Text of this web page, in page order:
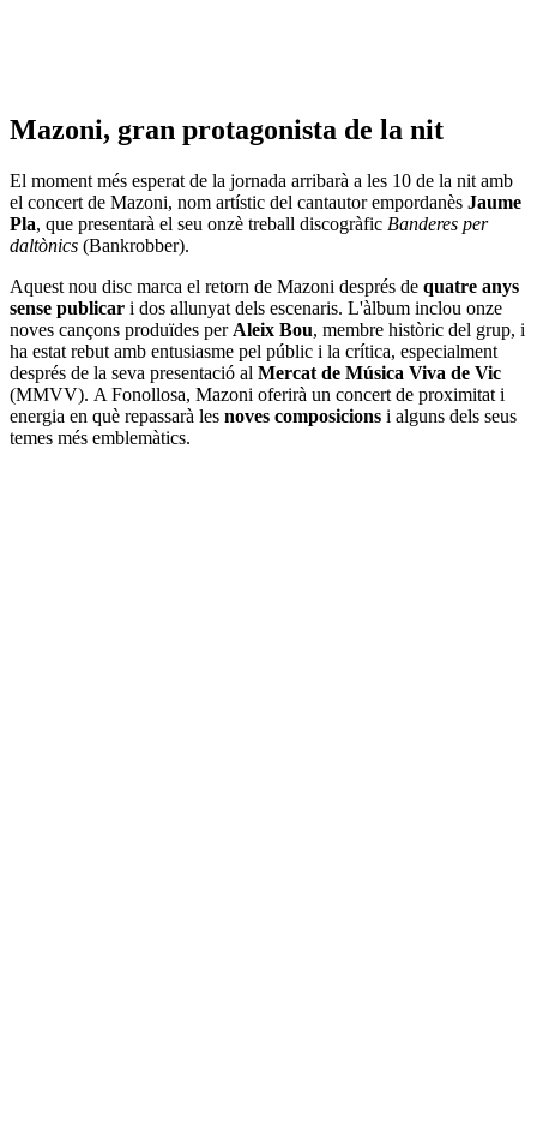
Mazoni, gran protagonista de la nit
El moment més esperat de la jornada arribarà a les 10 de la nit amb
el concert de Mazoni, nom artístic del cantautor empordanès Jaume
Pla, que presentarà el seu onzè treball discogràfic Banderes per
daltònics (Bankrobber).
Aquest nou disc marca el retorn de Mazoni després de quatre anys
sense publicar i dos allunyat dels escenaris. L'àlbum inclou onze
noves cançons produïdes per Aleix Bou, membre històric del grup, i
ha estat rebut amb entusiasme pel públic i la crítica, especialment
després de la seva presentació al Mercat de Música Viva de Vic
(MMVV). A Fonollosa, Mazoni oferirà un concert de proximitat i
energia en què repassarà les noves composicions i alguns dels seus
temes més emblemàtics.